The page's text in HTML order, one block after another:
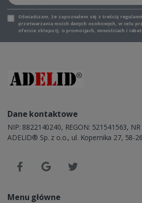
Oświadczam, że zapoznałem się z treścią
przetwarzania moich danych osobowych, w celu
ofercie sklepu tj. o promocjach, nowościach i
Dane kontaktowe
NIP: 8822140240, REGON: 521541563,
ADELID® Sp. z o.o., ul. Kopernika 27, 58-
Menu główne